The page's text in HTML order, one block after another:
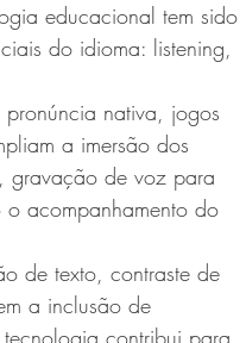
educacional tem sido
do idioma: listening,
nativa, jogos
a imersão dos
gravação de voz para
acompanhamento do
de texto, contraste de
a inclusão de